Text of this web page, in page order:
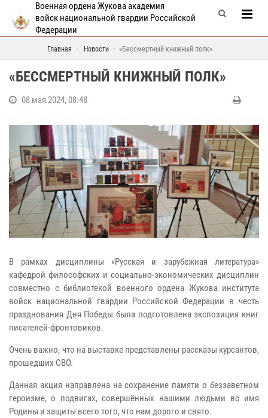
Военная ордена Жукова академия
войск национальной гвардии Российской
Федерации
Главная Новости «Бессмертный книжный полк»
«БЕССМЕРТНЫЙ КНИЖНЫЙ ПОЛК»
08 мая 2024, 08:48
В рамках дисциплины «Русская и зарубежная литература»
кафедрой философских и социально-экономических дисциплин
совместно с библиотекой военного ордена Жукова института
войск национальной гвардии Российской Федерации в честь
празднования Дня Победы была подготовлена экспозиция книг
писателей-фронтовиков.
Очень важно, что на выставке представлены рассказы курсантов,
прошедших СВО.
Данная акция направлена на сохранение памяти о беззаветном
героизме, о подвигах, совершённых нашими людьми во имя
Родины и защиты всего того, что нам дорого и свято.